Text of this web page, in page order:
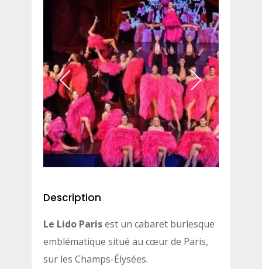
Description
Le Lido Parisest un cabaret burlesque
emblématique situé au cœur de Paris,
sur les Champs-Élysées.